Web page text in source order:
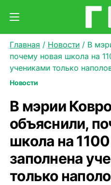
Главная / Новости / В
почему новая школа на
учениками только
Новости
В мэрии
объяснили,
школа на
заполнена
только